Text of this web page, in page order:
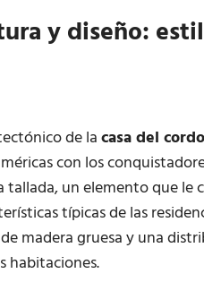
y diseño:
de lacasa del
con los
tallada, un elemento que le
típicas de las
madera gruesa y una
habitaciones.